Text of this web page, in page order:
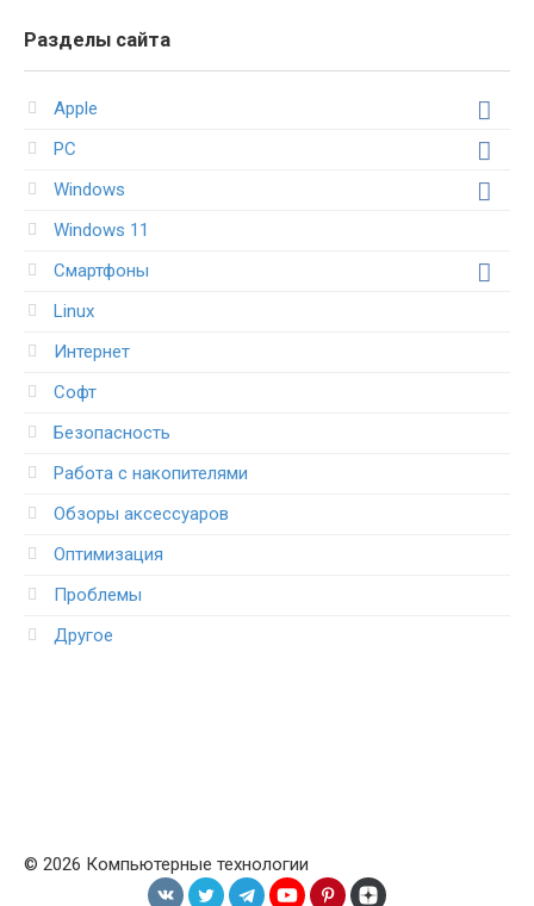
Разделы сайта
Apple
PC
Windows
Windows 11
Смартфоны
Linux
Интернет
Софт
Безопасность
Работа с накопителями
Обзоры аксессуаров
Оптимизация
Проблемы
Другое
© 2026 Компьютерные технологии